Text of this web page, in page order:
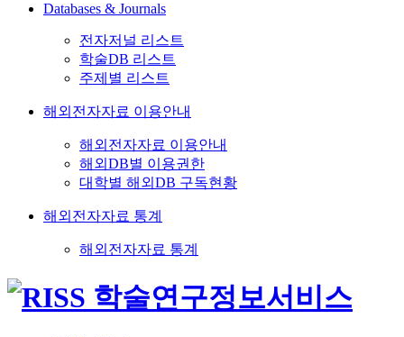
Databases & Journals
전자저널 리스트
학술DB 리스트
주제별 리스트
해외전자자료 이용안내
해외전자자료 이용안내
해외DB별 이용권한
대학별 해외DB 구독현황
해외전자자료 통계
해외전자자료 통계